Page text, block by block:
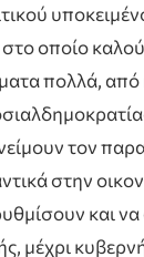
οποίο
πολλά, από
τον
στην
και
μέχρι